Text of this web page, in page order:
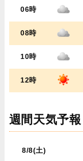
06時
08時
10時
12時
週間天気予報
8/8(土)